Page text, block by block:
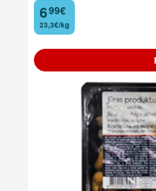
6
. 99€
23,3€/kg